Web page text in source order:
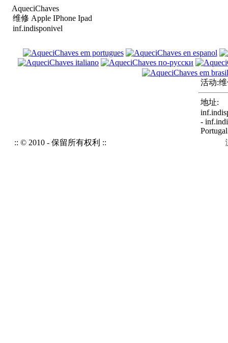
AqueciChaves
维修 Apple IPhone Ipad
inf.indisponivel
活动:维
地址:
-
Portugal
:: © 2010 - 保留所有权利 ::